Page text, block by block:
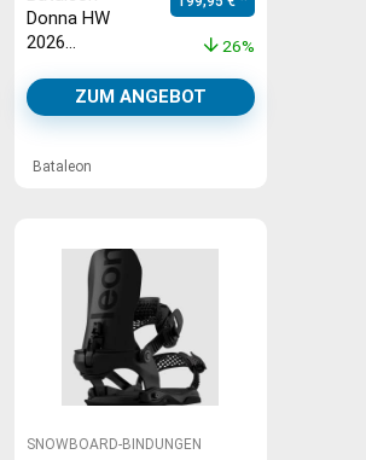
Donna HW
2026
Bindung
delorean gray
26%
ZUM ANGEBOT
Bataleon
SNOWBOARD-BINDUNGEN